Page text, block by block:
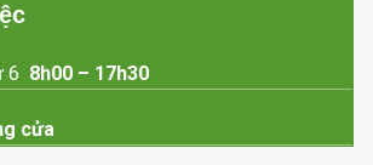
6 8h00 – 17h30
cửa